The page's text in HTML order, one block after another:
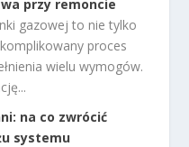
przy remoncie
gazowej to nie tylko
proces
wielu wymogów.
na co zwrócić
systemu